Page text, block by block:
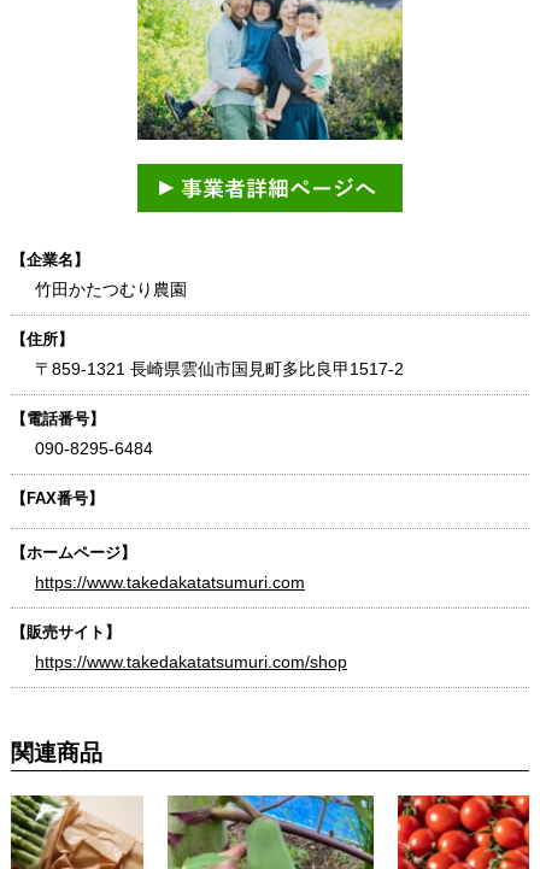
【企業名】
竹田かたつむり農園
【住所】
〒859-1321 長崎県雲仙市国見町多比良甲1517-2
【電話番号】
090-8295-6484
【FAX番号】
【ホームページ】
https://www.takedakatatsumuri.com
【販売サイト】
https://www.takedakatatsumuri.com/shop
関連商品